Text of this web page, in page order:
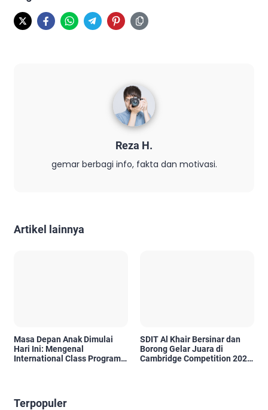
Reza H.
gemar berbagi info, fakta dan motivasi.
Artikel lainnya
Masa Depan Anak Dimulai
Hari Ini: Mengenal
International Class Program
SDIT Al Khair Bersinar dan
Borong Gelar Juara di
Cambridge Competition 2026
Terpopuler